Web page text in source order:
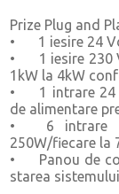
Prize Plug and
•
1 iesire 24
•
1 iesire 230
1kW la 4kW
•
1 intrare
de alimentare
•
6 intrare
250W/fiecare la
•
Panou de
starea sistemului